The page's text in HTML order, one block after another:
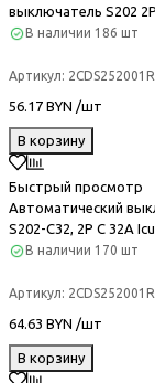
выключатель S202
В наличии 186 шт
Артикул:
56.17 BYN /шт
В корзину
Быстрый просмотр
Автоматический
S202-C32, 2P C 32A
В наличии 170 шт
Артикул:
64.63 BYN /шт
В корзину